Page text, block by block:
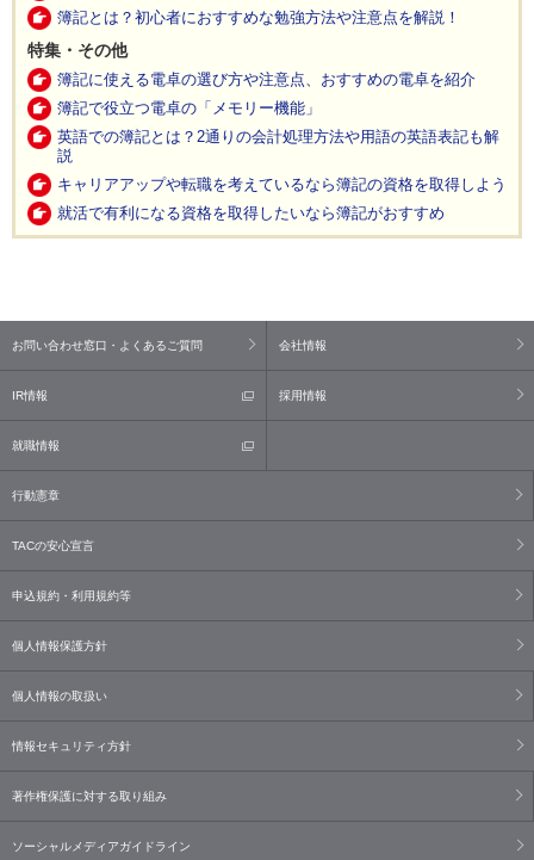
簿記とは？初心者におすすめな勉強方法や注意点を解説！
特集・その他
簿記に使える電卓の選び方や注意点、おすすめの電卓を紹介
簿記で役立つ電卓の「メモリー機能」
英語での簿記とは？2通りの会計処理方法や用語の英語表記も解
説
キャリアアップや転職を考えているなら簿記の資格を取得しよう
就活で有利になる資格を取得したいなら簿記がおすすめ
お問い合わせ窓口・よくあるご質問 会社情報
IR情報 採用情報
就職情報
行動憲章
TACの安心宣言
申込規約・利用規約等
個人情報保護方針
個人情報の取扱い
情報セキュリティ方針
著作権保護に対する取り組み
ソーシャルメディアガイドライン